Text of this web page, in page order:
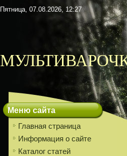
Пятница, 07.08.2026, 12:27
Меню сайта
Главная страница
Информация о сайте
Каталог статей